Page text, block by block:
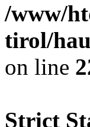
/www/
tirol/
on line
Strict